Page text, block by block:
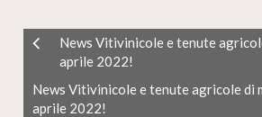
News Vitivinicole e tenute
aprile 2022!
News Vitivinicole e tenute agricole di
aprile 2022!